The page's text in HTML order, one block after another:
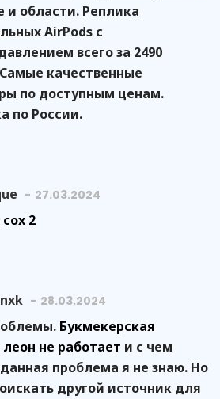
и области. Реплика
AirPods с
всего за 2490
качественные
по доступным ценам.
по России.
27.03.2024
2
28.03.2024
Букмекерская
не работает и с чем
данная проблема я не знаю. Но
другой источник для